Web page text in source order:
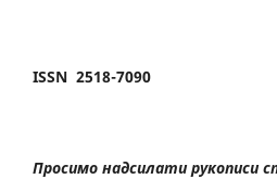
ISSN 2518-7090
Просимо надсилати рукописи